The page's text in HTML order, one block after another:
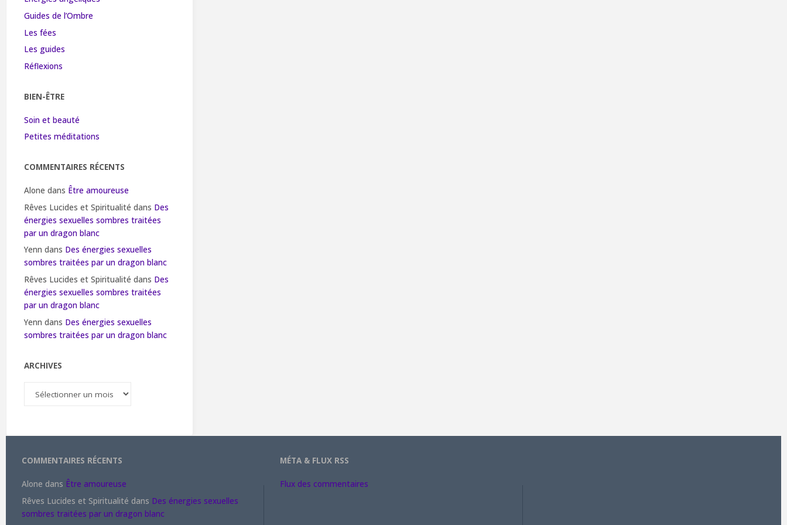
Guides de l’Ombre
Les fées
Les guides
Réflexions
BIEN-ÊTRE
Soin et beauté
Petites méditations
COMMENTAIRES RÉCENTS
Alone dans Être amoureuse
Rêves Lucides et Spiritualité dans Des
énergies sexuelles sombres traitées
par un dragon blanc
Yenn dans Des énergies sexuelles
sombres traitées par un dragon blanc
Rêves Lucides et Spiritualité dans Des
énergies sexuelles sombres traitées
par un dragon blanc
Yenn dans Des énergies sexuelles
sombres traitées par un dragon blanc
ARCHIVES
COMMENTAIRES RÉCENTS
Alone dans Être amoureuse
Rêves Lucides et Spiritualité dans Des énergies sexuelles
sombres traitées par un dragon blanc
MÉTA & FLUX RSS
Flux des commentaires